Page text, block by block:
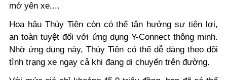
mở yên xe,...
Hoa hậu Thùy Tiên còn có thể tận hưởng sự tiện lợi,
an toàn tuyệt đối với ứng dụng Y-Connect thông minh.
Nhờ ứng dụng này, Thùy Tiên có thể dễ dàng theo dõi
tình trạng xe ngay cả khi đang di chuyển trên đường.